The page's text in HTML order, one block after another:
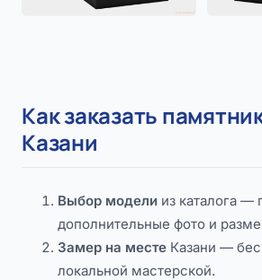
Как заказать
Казани
Выбор модели из каталога —
дополнительные фото и
Замер на месте Казани —
локальной мастерской.